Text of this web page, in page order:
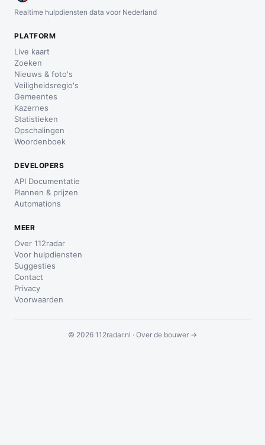
Realtime hulpdiensten data voor Nederland
PLATFORM
Live kaart
Zoeken
Nieuws & foto's
Veiligheidsregio's
Gemeentes
Kazernes
Statistieken
Opschalingen
Woordenboek
DEVELOPERS
API Documentatie
Plannen & prijzen
Automations
MEER
Over 112radar
Voor hulpdiensten
Suggesties
Contact
Privacy
Voorwaarden
© 2026 112radar.nl · Over de bouwer →